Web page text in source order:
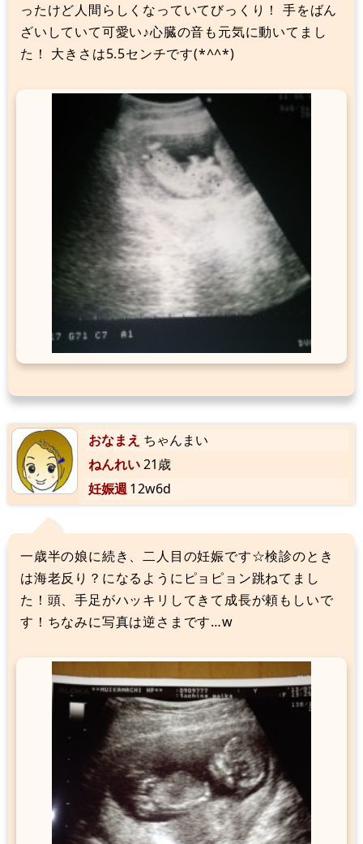
ったけど人間らしくなっていてびっくり！ 手をばん
ざいしていて可愛い♪心臓の音も元気に動いてまし
た！ 大きさは5.5センチです(*^^*)
おなまえ ちゃんまい
ねんれい21歳
妊娠週12w6d
一歳半の娘に続き、二人目の妊娠です☆検診のとき
は海老反り？になるようにピョピョン跳ねてまし
た！頭、手足がハッキリしてきて成長が頼もしいで
す！ちなみに写真は逆さまです…w